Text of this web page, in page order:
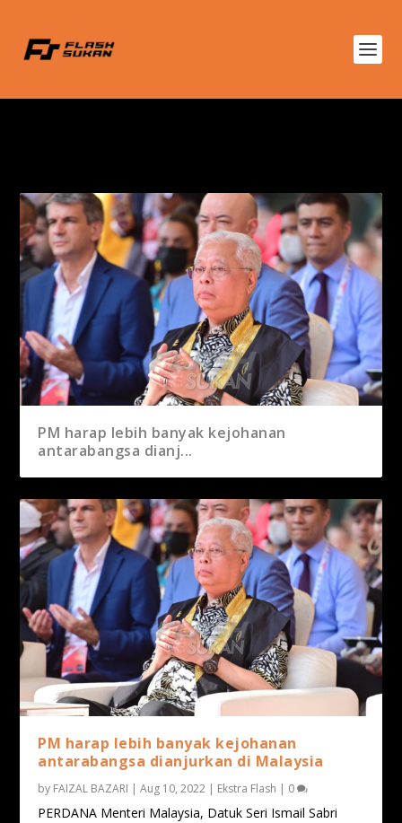
PM harap lebih banyak kejohanan
antarabangsa dianj...
PM harap lebih banyak kejohanan
antarabangsa dianjurkan di Malaysia
by FAIZAL BAZARI |Aug 10, 2022 | Ekstra Flash | 0
PERDANA Menteri Malaysia, Datuk Seri Ismail Sabri